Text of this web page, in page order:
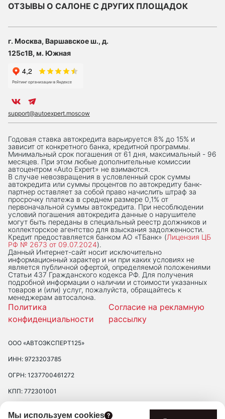
Мы используем cookies
ОТЗЫВЫ О САЛОНЕ С ДРУГИХ ПЛОЩАДОК
г. Москва, Варшавское ш., д.
125с1В, м. Южная
support@autoexpert.moscow
Годовая ставка автокредита варьируется 8% до 15% и
зависит от конкретного банка, кредитной программы.
Минимальный срок погашения от 61 дня, максимальный - 96
месяцев. При этом любые дополнительные комиссии
автоцентром «Auto Expert» не взимаются.
В случае невозвращения в условленный срок суммы
автокредита или суммы процентов по автокредиту банк-
партнер оставляет за собой право начислить штраф за
просрочку платежа в среднем размере 0,1% от
первоначальной суммы автокредита. При несоблюдении
условий погашения автокредита данные о нарушителе
могут быть переданы в специальный реестр должников и
коллекторское агентство для взыскания задолженности.
Кредит предоставляется банком АО «ТБанк» (Лицензия ЦБ
РФ № 2673 от 09.07.2024).
Данный Интернет-сaйт носит исключительно
информационный характер и ни при каких условиях не
является публичной офертой, определяемой положениями
Статьи 437 Гражданского кодекса РФ. Для получения
подробной информации о наличии и стоимости указанных
товаров и (или) услуг, пожалуйста, обращайтесь к
менеджерам автосалона.
Политика
конфиденциальности
Согласие на рекламную
рассылку
ООО «АВТОЭКСПЕРТ125»
ИНН: 9723203785
ОГРН: 1237700461272
КПП: 772301001